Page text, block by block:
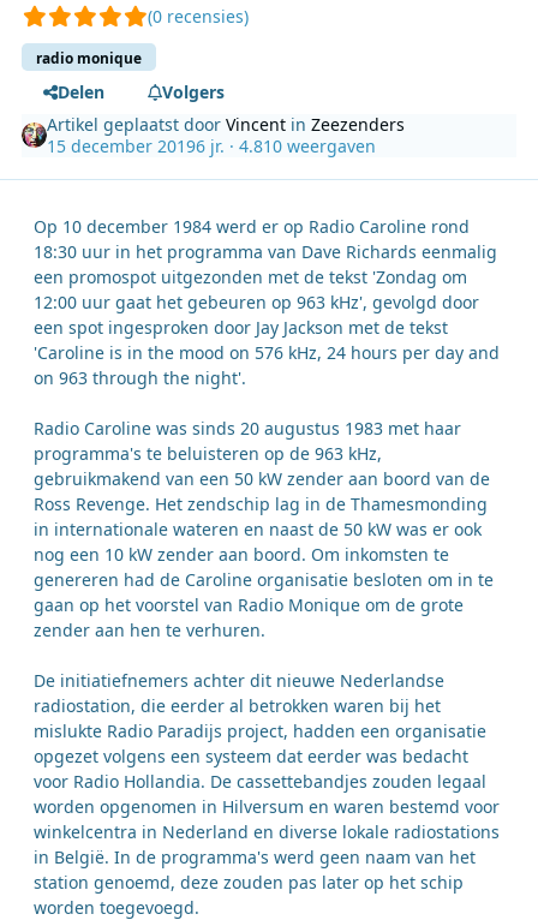
(0 recensies)
radio monique
Delen
Volgers
Artikel geplaatst doorVincent inZeezenders
15 december 20196 jr. · 4.810 weergaven
Op 10 december 1984 werd er op Radio Caroline rond
18:30 uur in het programma van Dave Richards eenmalig
een promospot uitgezonden met de tekst 'Zondag om
12:00 uur gaat het gebeuren op 963 kHz', gevolgd door
een spot ingesproken door Jay Jackson met de tekst
'Caroline is in the mood on 576 kHz, 24 hours per day and
on 963 through the night'.
Radio Caroline was sinds 20 augustus 1983 met haar
programma's te beluisteren op de 963 kHz,
gebruikmakend van een 50 kW zender aan boord van de
Ross Revenge. Het zendschip lag in de Thamesmonding
in internationale wateren en naast de 50 kW was er ook
nog een 10 kW zender aan boord. Om inkomsten te
genereren had de Caroline organisatie besloten om in te
gaan op het voorstel van Radio Monique om de grote
zender aan hen te verhuren.
De initiatiefnemers achter dit nieuwe Nederlandse
radiostation, die eerder al betrokken waren bij het
mislukte Radio Paradijs project, hadden een organisatie
opgezet volgens een systeem dat eerder was bedacht
voor Radio Hollandia. De cassettebandjes zouden legaal
worden opgenomen in Hilversum en waren bestemd voor
winkelcentra in Nederland en diverse lokale radiostations
in België. In de programma's werd geen naam van het
station genoemd, deze zouden pas later op het schip
worden toegevoegd.